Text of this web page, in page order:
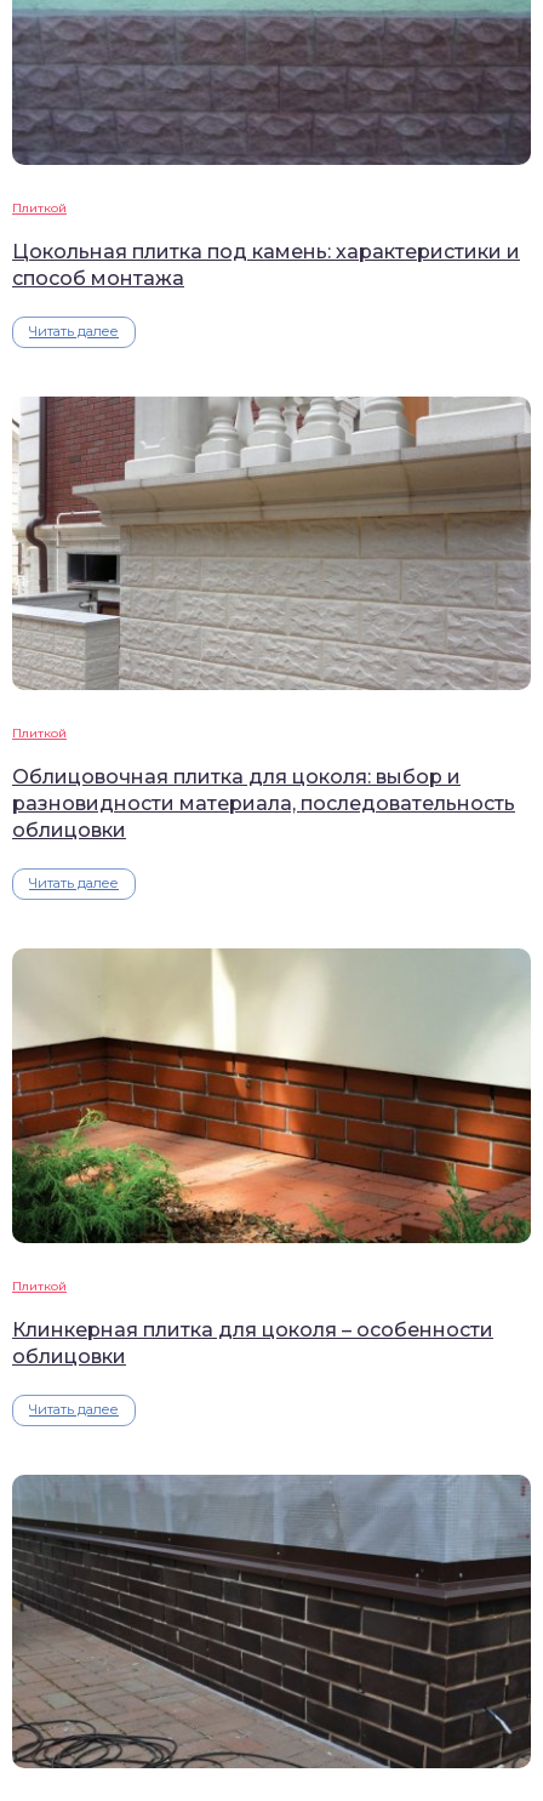
Плиткой
Цокольная плитка под камень: характеристики и
способ монтажа
Читать далее
Плиткой
Облицовочная плитка для цоколя: выбор и
разновидности материала, последовательность
облицовки
Читать далее
Плиткой
Клинкерная плитка для цоколя – особенности
облицовки
Читать далее